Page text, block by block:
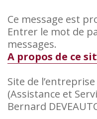
Ce message est
Entrer le mot de
messages.
A propos de ce
Site de
(Assistance et
Bernard